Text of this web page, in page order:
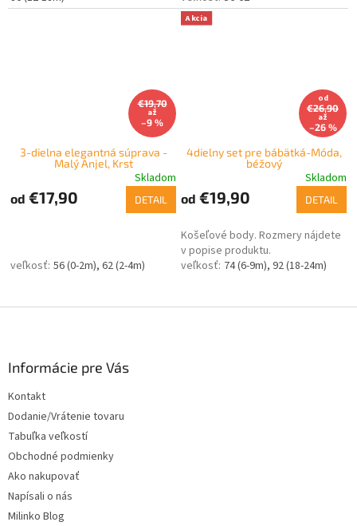
€19,70
až
–9 %
3-dielna elegantná súprava -
Malý Anjel, Krst
Skladom
od €17,90 DETAIL
56 (0-2m) 62 (2-4m)
Akcia
od
€26,90
až
–26 %
4dielny set pre bábätká-Móda,
béžový
Skladom
od €19,90 DETAIL
Košeľové body. Rozmery nájdete
v popise produktu.
74 (6-9m) 92 (18-24m)
Informácie pre Vás
Kontakt
Dodanie/Vrátenie tovaru
Tabuľka veľkostí
Obchodné podmienky
Ako nakupovať
Napísali o nás
Milinko Blog